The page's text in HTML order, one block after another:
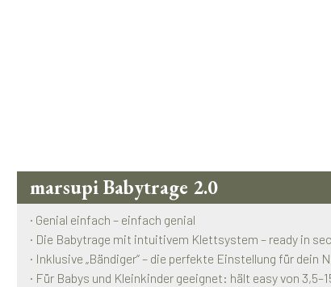
marsupi Babytrage 2.0
· Genial einfach – einfach genial
· Die Babytrage mit intuitivem Klettsystem – ready in
· Inklusive „Bändiger“ – die perfekte Einstellung für dein
· Für Babys und Kleinkinder geeignet: hält easy von